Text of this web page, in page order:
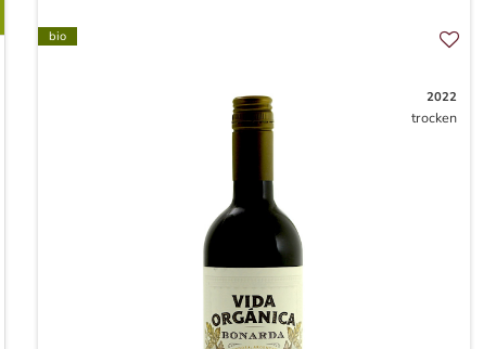
bio
2022
trocken